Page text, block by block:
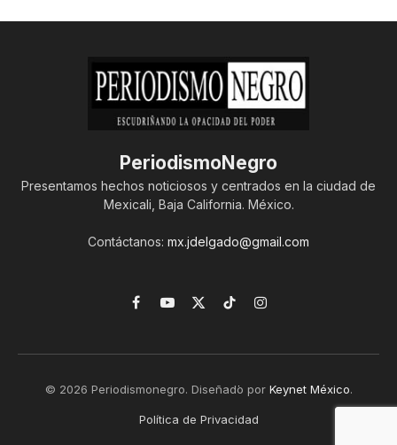
PeriodismoNegro
Presentamos hechos noticiosos y centrados en la ciudad de
Mexicali, Baja California. México.
Contáctanos: mx.jdelgado@gmail.com
Facebook
YouTube
X
TikTokInstagram
© 2026 Periodismonegro. Diseñado por Keynet México.
Política de Privacidad